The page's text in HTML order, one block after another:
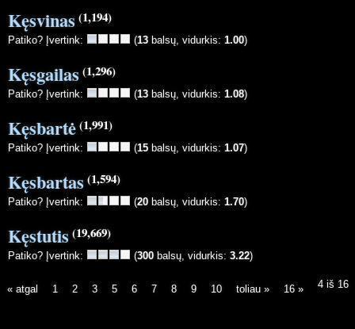
Kęsvinas(1,194)
Patiko? Įvertink: (13 balsų, vidurkis: 1.00)
Kęsgailas(1,296)
Patiko? Įvertink: (13 balsų, vidurkis: 1.08)
Kęsbartė(1,991)
Patiko? Įvertink: (15 balsų, vidurkis: 1.07)
Kęsbartas(1,594)
Patiko? Įvertink: (20 balsų, vidurkis: 1.70)
Kęstutis(19,669)
Patiko? Įvertink: (300 balsų, vidurkis: 3.22)
4 iš 16
« atgal 1 2 3 5 6 7 8 9 10 toliau » 16 »